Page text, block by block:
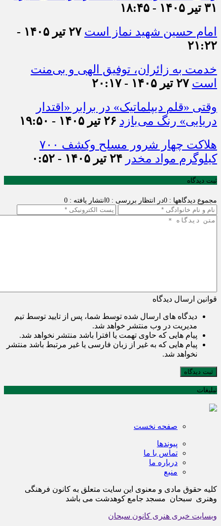
۳۱ تیر ۱۴۰۵ - ۱۸:۴۵
امام حسین شهید نماز است
۲۷ تیر ۱۴۰۵ -
۲۱:۲۲
خدمت به زائران، توفیق الهی و بی‌منت
است ۲۷ تیر ۱۴۰۵ - ۲۰:۱۷
وقتی «قلم دیپلماتیک» در برابر «اقتدار
دریایی» رنگ می‌بازد ۲۶ تیر ۱۴۰۵ - ۱۹:۵۰
هلاکت چهار شرور مسلح وکشف ۷۰۰
کیلوگرم مواد مخدر ۲۴ تیر ۱۴۰۵ - ۰:۵۲
ثبت دیدگاه
مجموع دیدگاهها : 0 در انتظار بررسی : 0 انتشار یافته : 0
قوانین ارسال دیدگاه
دیدگاه های ارسال شده توسط شما، پس از تایید توسط تیم
مدیریت در وب منتشر خواهد شد.
پیام هایی که حاوی تهمت یا افترا باشد منتشر نخواهد شد.
پیام هایی که به غیر از زبان فارسی یا غیر مرتبط باشد منتشر
نخواهد شد.
ثبت دیدگاه
تبلیغات
صفحه نخست
پیوندها
تماس با ما
درباره ما
منبع
کلیه حقوق مادی و معنوی این سایت متعلق به کانون فرهنگی
وهنری سبحان مسجد جامع کوهدشت می باشد
وبسایت خبری هنری کانون سبحان